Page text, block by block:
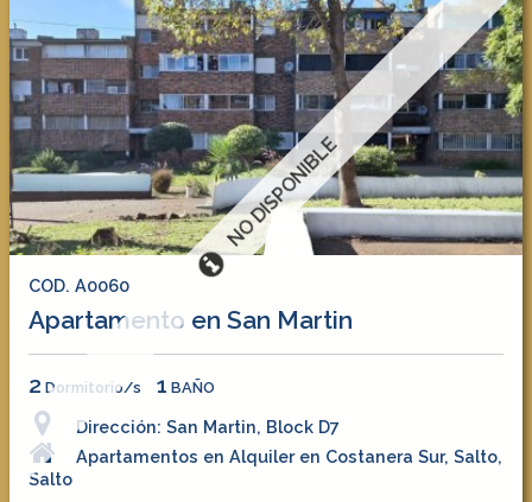
NO DISPONIBLE
COD. A0060
Apartamento en San Martin
2 Dormitorio/s 1 BAÑO
Dirección: San Martin, Block D7
Apartamentos en Alquiler en Costanera Sur, Salto,
Salto